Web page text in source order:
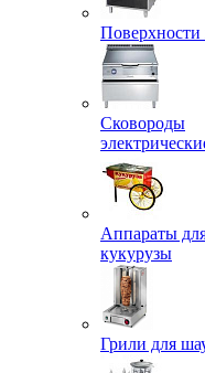
Сковороды
Аппараты
кукурузы
Грили для